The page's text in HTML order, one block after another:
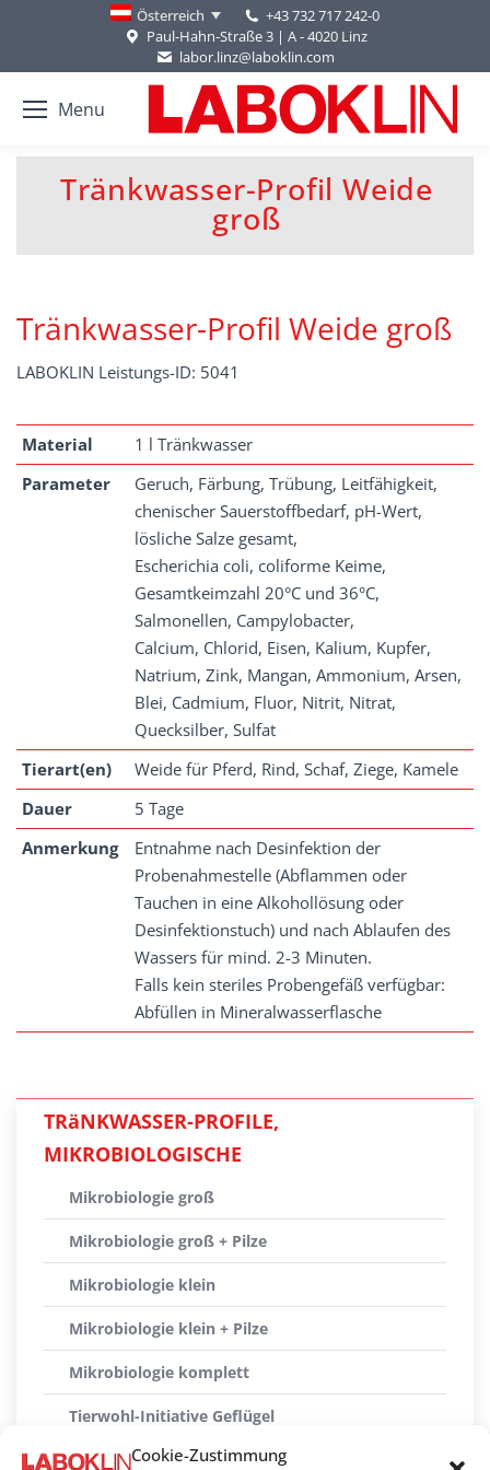
Cookie-Zustimmung
Österreich
+43 732 717 242-0
Paul-Hahn-Straße 3 | A - 4020 Linz
labor.linz@laboklin.com
Menu
Tränkwasser-Profil Weide
groß
You are here:
Tränkwasser-Profil Weide groß
LABOKLIN Leistungs-ID: 5041
Material
1 l Tränkwasser
Parameter
Geruch, Färbung, Trübung, Leitfähigkeit,
chenischer Sauerstoffbedarf, pH-Wert,
lösliche Salze gesamt,
Escherichia coli, coliforme Keime,
Gesamtkeimzahl 20°C und 36°C,
Salmonellen, Campylobacter,
Calcium, Chlorid, Eisen, Kalium, Kupfer,
Natrium, Zink, Mangan, Ammonium, Arsen,
Blei, Cadmium, Fluor, Nitrit, Nitrat,
Quecksilber, Sulfat
Tierart(en)
Weide für Pferd, Rind, Schaf, Ziege, Kamele
Dauer
5 Tage
Anmerkung
Entnahme nach Desinfektion der
Probenahmestelle (Abflammen oder
Tauchen in eine Alkohollösung oder
Desinfektionstuch) und nach Ablaufen des
Wassers für mind. 2-3 Minuten.
Falls kein steriles Probengefäß verfügbar:
Abfüllen in Mineralwasserflasche
TRäNKWASSER-PROFILE,
MIKROBIOLOGISCHE
Mikrobiologie groß
Mikrobiologie groß + Pilze
Mikrobiologie klein
Mikrobiologie klein + Pilze
Mikrobiologie komplett
Tierwohl-Initiative Geflügel
Tierwohl-Initiative Schwein